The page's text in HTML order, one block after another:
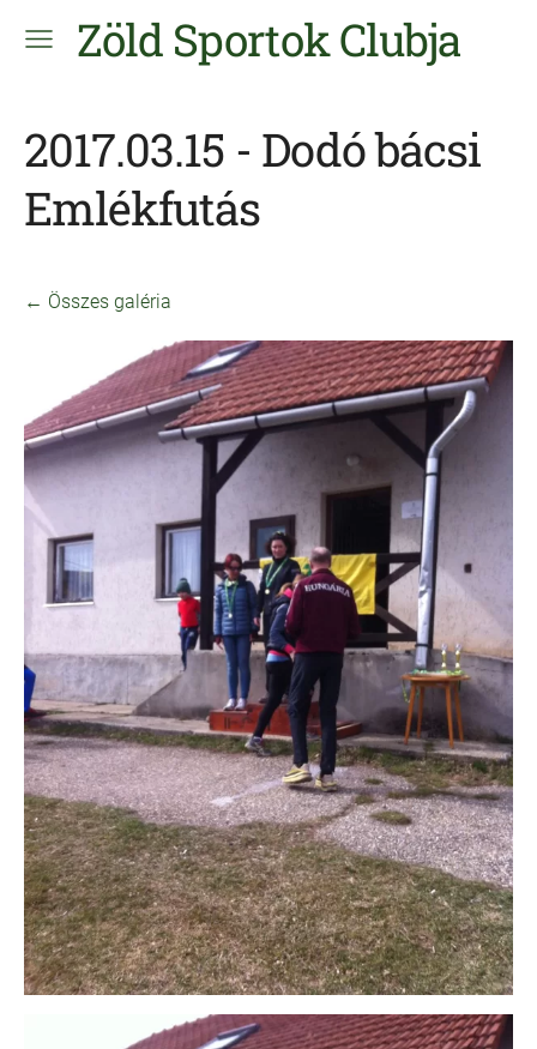
Zöld Sportok Clubja
2017.03.15 - Dodó bácsi
Emlékfutás
Összes galéria